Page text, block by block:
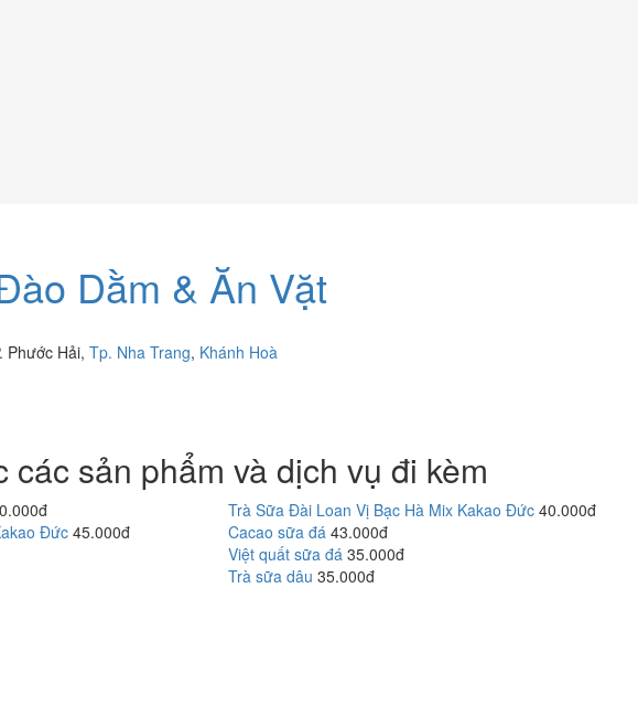
Dằm & Ăn Vặt
Phước Hải, Tp. Nha Trang, Khánh Hoà
các sản phẩm và dịch vụ đi kèm
Trà Sữa Đài Loan Vị Bạc Hà Mix Kakao Đức 40.000đ
Đức 45.000đ Cacao sữa đá 43.000đ
Việt quất sữa đá 35.000đ
Trà sữa dâu 35.000đ